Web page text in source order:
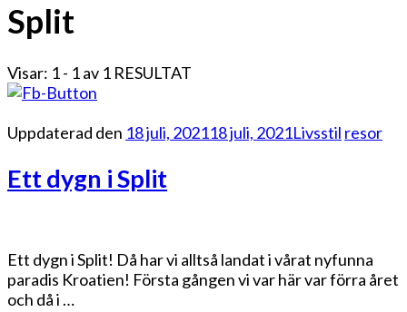
Split
Visar: 1 - 1 av 1 RESULTAT
Uppdaterad den 18 juli, 202118 juli, 2021Livsstil resor
Ett dygn i Split
Ett dygn i Split! Då har vi alltså landat i vårat nyfunna
paradis Kroatien! Första gången vi var här var förra året
och då i …